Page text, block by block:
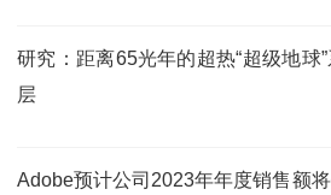
研究：距离65光年的超热“超级地球
层
Adobe预计公司2023年年度销售额